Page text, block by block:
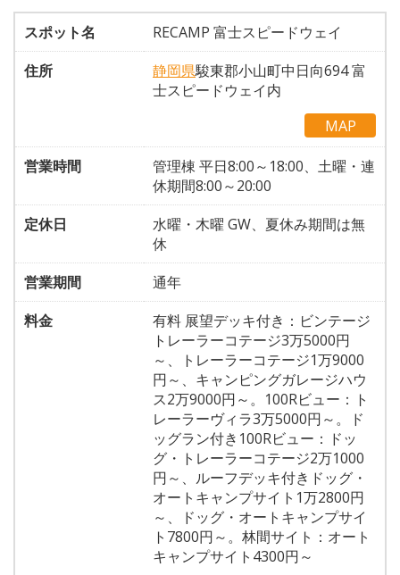
スポット名
RECAMP 富士スピードウェイ
住所
静岡県駿東郡小山町中日向694 富
士スピードウェイ内
MAP
営業時間
管理棟 平日8:00～18:00、土曜・連
休期間8:00～20:00
定休日
水曜・木曜 GW、夏休み期間は無
休
営業期間
通年
料金
有料 展望デッキ付き：ビンテージ
トレーラーコテージ3万5000円
～、トレーラーコテージ1万9000
円～、キャンピングガレージハウ
ス2万9000円～。100Rビュー：ト
レーラーヴィラ3万5000円～。ド
ッグラン付き100Rビュー：ドッ
グ・トレーラーコテージ2万1000
円～、ルーフデッキ付きドッグ・
オートキャンプサイト1万2800円
～、ドッグ・オートキャンプサイ
ト7800円～。林間サイト：オート
キャンプサイト4300円～